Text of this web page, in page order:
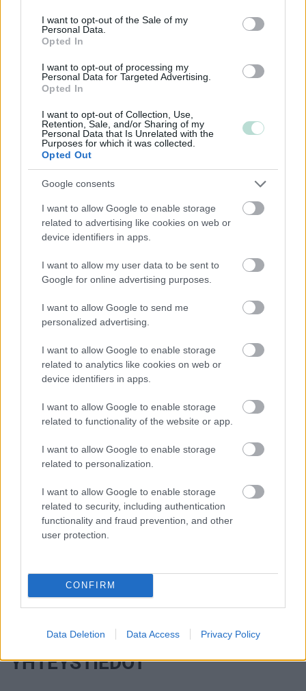
consent section.
I want to opt-out of the Sale of my
Personal Data.
Opted In
I want to opt-out of processing my
Personal Data for Targeted Advertising.
Opted In
I want to opt-out of Collection, Use,
Retention, Sale, and/or Sharing of my
Personal Data that Is Unrelated with the
Purposes for which it was collected.
Opted Out
Google consents
I want to allow Google to enable storage
related to advertising like cookies on web or
device identifiers in apps.
I want to allow my user data to be sent to
Google for online advertising purposes.
I want to allow Google to send me
personalized advertising.
I want to allow Google to enable storage
related to analytics like cookies on web or
device identifiers in apps.
I want to allow Google to enable storage
related to functionality of the website or app.
I want to allow Google to enable storage
related to personalization.
I want to allow Google to enable storage
related to security, including authentication
functionality and fraud prevention, and other
user protection.
CONFIRM
Data Deletion Data Access Privacy Policy
Informaatio ja viestintä
Kiinteistöalan toiminta
Majoitus- ja ravitsemistoiminta
Palveluliiketoiminta
Rahoitus- ja vakuutustoiminta
Rakentaminen
Teollisuus
Terveys- ja sosiaalipalvelut
Palvelutarjonta
tilinpäätökset
Henkilöstöhallinnon palvelut
Konserneihin liittyvät palvelut
Lakisääteinen kirjanpito
Liiketoiminnan kehittämispalvelut (esim.
verosuunnittelu)
Maksatuspalvelut
Myyntilaskuihin liittyvät palvelut
Ostolaskuihin liittyvät palvelut
Palkkahallinnon palvelut
Sisäinen laskenta
Talouskonsultointi (esim. tunnuslukujen
tulkitseminen, budjetointi ja ennusteet)
Talouspäällikköpalvelut
perustamispalvelut)
Vastuullisuuspalvelut
YHTEYSTIEDOT